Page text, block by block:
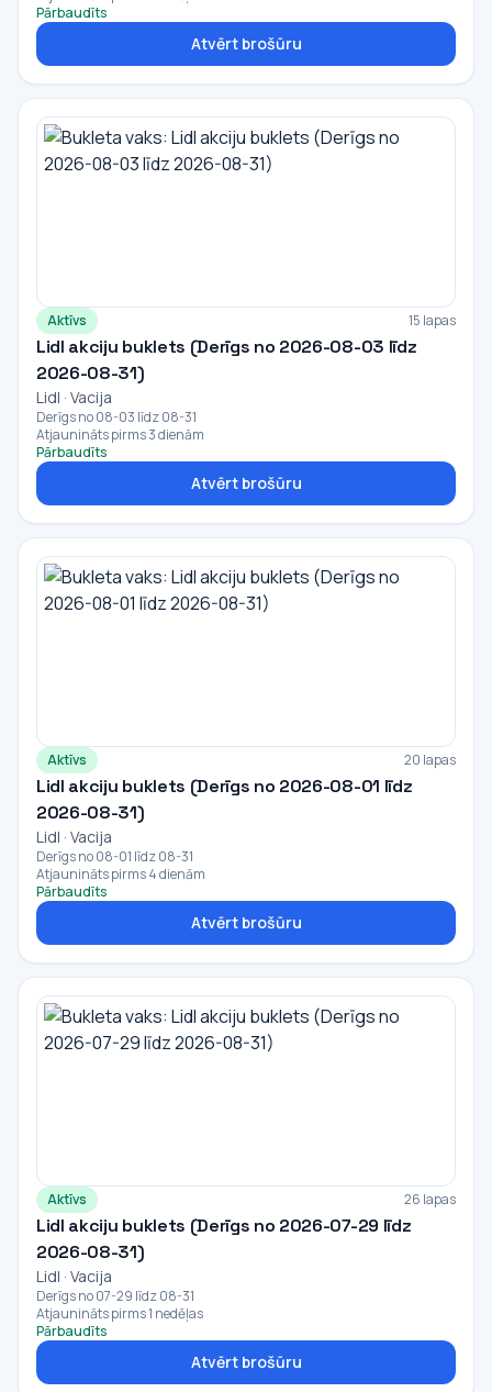
Pārbaudīts
Atvērt brošūru
Aktīvs 15 lapas
Lidl akciju buklets (Derīgs no 2026-08-03 līdz
2026-08-31)
Lidl · Vacija
Derīgs no 08-03 līdz 08-31
Atjaunināts pirms 3 dienām
Pārbaudīts
Atvērt brošūru
Aktīvs 20 lapas
Lidl akciju buklets (Derīgs no 2026-08-01 līdz
2026-08-31)
Lidl · Vacija
Derīgs no 08-01 līdz 08-31
Atjaunināts pirms 4 dienām
Pārbaudīts
Atvērt brošūru
Aktīvs 26 lapas
Lidl akciju buklets (Derīgs no 2026-07-29 līdz
2026-08-31)
Lidl · Vacija
Derīgs no 07-29 līdz 08-31
Atjaunināts pirms 1 nedēļas
Pārbaudīts
Atvērt brošūru